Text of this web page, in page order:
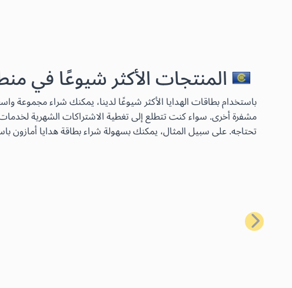
المنتجات الأكثر شيوعًا في
مشفرة أخرى. سواء كنت تتطلع إلى تغطية الاشتراكات الشهرية
تحتاجه. على سبيل المثال، يمكنك بسهولة شراء بطاقة هدايا
السابق